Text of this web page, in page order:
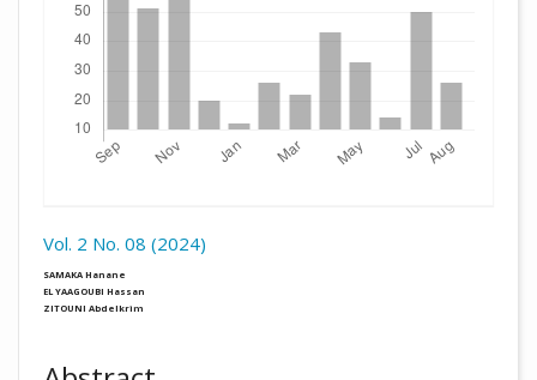
Vol. 2 No. 08 (2024)
SAMAKA Hanane
EL YAAGOUBI Hassan
ZITOUNI Abdelkrim